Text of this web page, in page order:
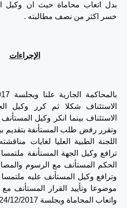
بدل اتعاب محاماة حيث ان وكيل
خسر اكثر من نصف مطالبته .
الإجراءات
الاستئناف شكلا ثم كرر وكيل
الاستئناف بينما انكر وكيل
وتقرر رفض طلب المستأنفة بتقديم
ترافع وكيل الجهة المستأنفة
الحكم المستأنف مع الرسوم
وترافع وكيل المستأنف عليه ملتمسا
موضوعا وتأييد القرار المستأنف
واتعاب المحاماة وبجلسة 24/12/2017 ختتمت الاجراءات .